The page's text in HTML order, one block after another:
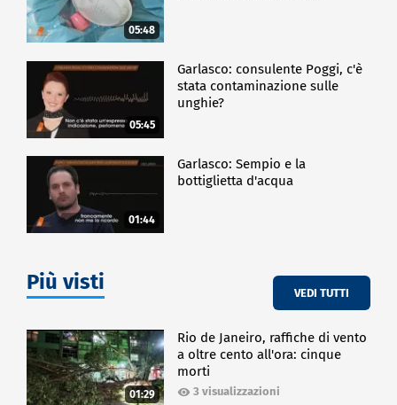
05:48
05:45
Garlasco: consulente Poggi, c'è
stata contaminazione sulle
unghie?
01:44
Garlasco: Sempio e la
bottiglietta d'acqua
Più visti VEDI TUTTI
01:29
Rio de Janeiro, raffiche di vento
a oltre cento all'ora: cinque
morti
3 visualizzazioni